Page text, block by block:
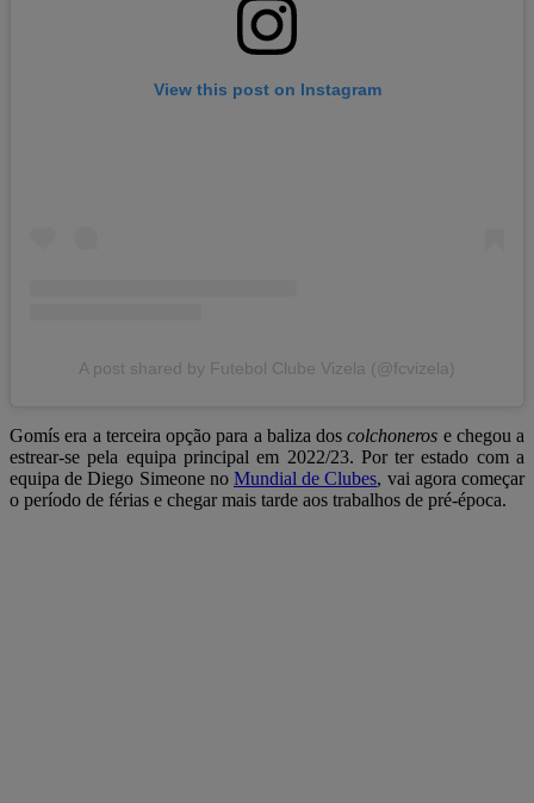
View this post on Instagram
A post shared by Futebol Clube Vizela (@fcvizela)
Gomís era a terceira opção para a baliza doscolchoneros e chegou a
estrear-se pela equipa principal em 2022/23. Por ter estado com a
equipa de Diego Simeone no Mundial de Clubes, vai agora começar
o período de férias e chegar mais tarde aos trabalhos de pré-época.